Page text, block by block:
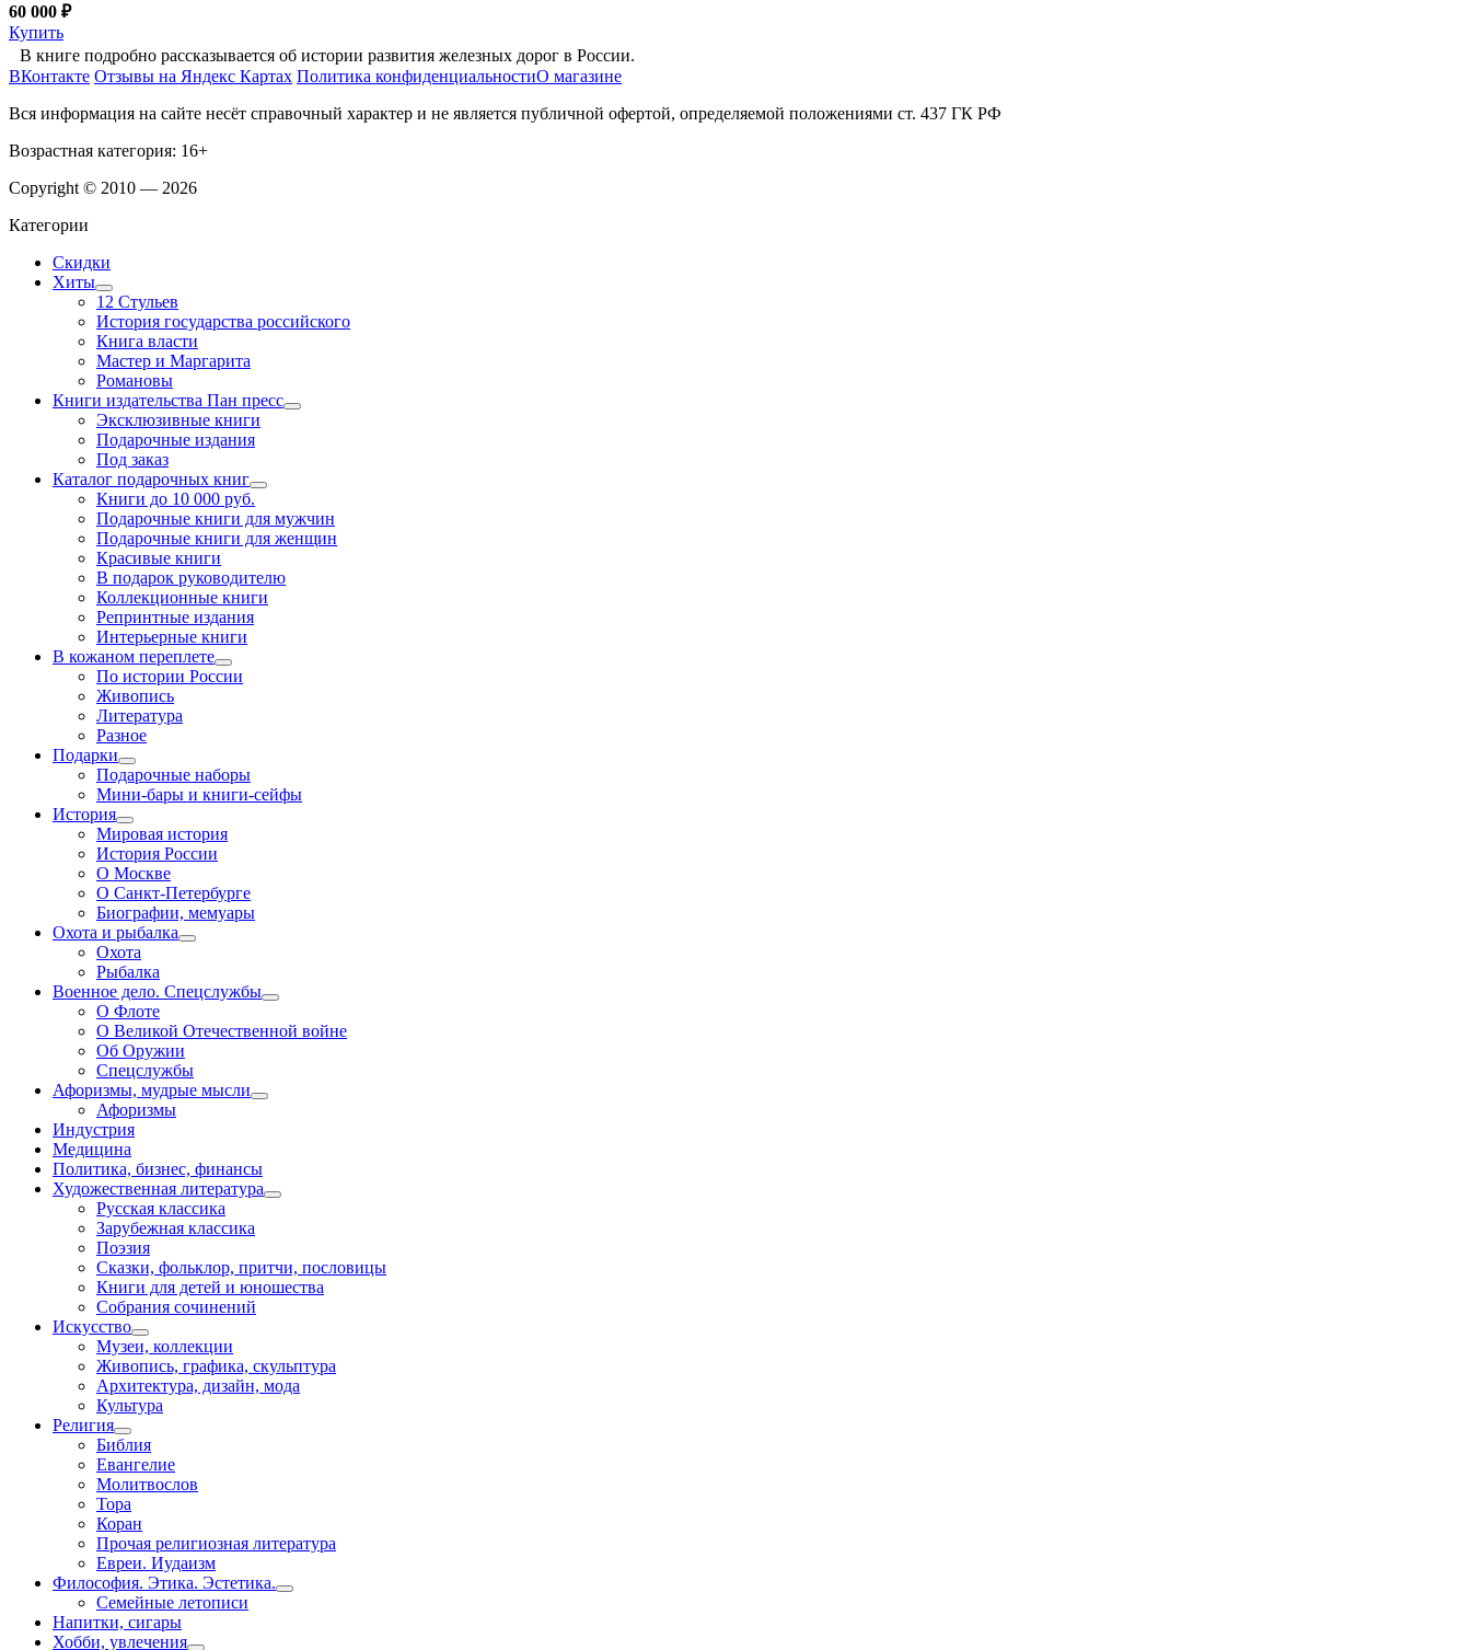
60 000 ₽
Купить
В книге подробно рассказывается об истории развития железных дорог в России.
ВКонтакте Отзывы на Яндекс Картах Политика конфиденциальностиО магазине
Вся информация на сайте несёт справочный характер и не является публичной офертой, определяемой положениями ст. 437 ГК РФ
Возрастная категория: 16+
Copyright © 2010 — 2026
Категории
Скидки
Хиты
12 Стульев
История государства российского
Книга власти
Мастер и Маргарита
Романовы
Книги издательства Пан пресс
Эксклюзивные книги
Подарочные издания
Под заказ
Каталог подарочных книг
Книги до 10 000 руб.
Подарочные книги для мужчин
Подарочные книги для женщин
Красивые книги
В подарок руководителю
Коллекционные книги
Репринтные издания
Интерьерные книги
В кожаном переплете
По истории России
Живопись
Литература
Разное
Подарки
Подарочные наборы
Мини-бары и книги-сейфы
История
Мировая история
История России
О Москве
О Санкт-Петербурге
Биографии, мемуары
Охота и рыбалка
Охота
Рыбалка
Военное дело. Спецслужбы
О Флоте
О Великой Отечественной войне
Об Оружии
Спецслужбы
Афоризмы, мудрые мысли
Афоризмы
Индустрия
Медицина
Политика, бизнес, финансы
Художественная литература
Русская классика
Зарубежная классика
Поэзия
Сказки, фольклор, притчи, пословицы
Книги для детей и юношества
Собрания сочинений
Искусство
Музеи, коллекции
Живопись, графика, скульптура
Архитектура, дизайн, мода
Культура
Религия
Библия
Евангелие
Молитвослов
Тора
Коран
Прочая религиозная литература
Евреи. Иудаизм
Философия. Этика. Эстетика.
Семейные летописи
Напитки, сигары
Хобби, увлечения